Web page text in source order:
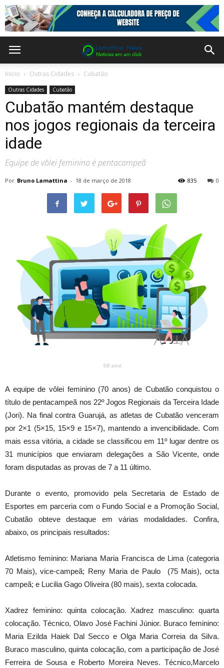
Inicio Outras Cidades Cubatão
Outras Cidades Cubatão
Cubatão mantém destaque
nos jogos regionais da terceira
idade
Equipe de vôlei feminino é pentacampeã
Por Bruno Lamattina - 18 de março de 2018 0
835
SB post
A equipe de vôlei feminino (70 anos) de Cubatão conquistou o
título de pentacampeã nos 22º Jogos Regionais da Terceira Idade
(Jori). Na final contra Guarujá, as atletas de Cubatão venceram
por 2×1 (5×15, 15×9 e 15×7), mantendo a invencibilidade. Com
mais essa vitória, a cidade se classificou em 11º lugar dentre os
31 municípios que enviaram delegações a São Vicente, onde
foram disputadas as provas de 7 a 11 último.
Durante o evento, promovido pela Secretaria de Estado de
Esportes em parceria com o Fundo Social e a Promoção Social,
Cubatão obteve destaque em várias modalidades. Confira,
abaixo, os principais resultados:
Atletismo feminino: Mariana Maria Francisca de Lima (categoria
70 Mais), vice-campeã; Reny Maria de Paulo (75 Mais), octa
campeã; e Lucilia Gago Oliveira (80 mais), sexta colocada.
Xadrez feminino: quinta colocação. Xadrez masculino: quarta
colocação. Técnico, Olavo José Fachini Júnior. Buraco feminino:
Maria Ezilda Haiek Dal Secco e Olga Maria Correia da Silva.
Buraco masculino, quinta colocação, com a participação de José
Ferreira de Sousa e Roberto Moreira Neves. Técnico,Marcelo